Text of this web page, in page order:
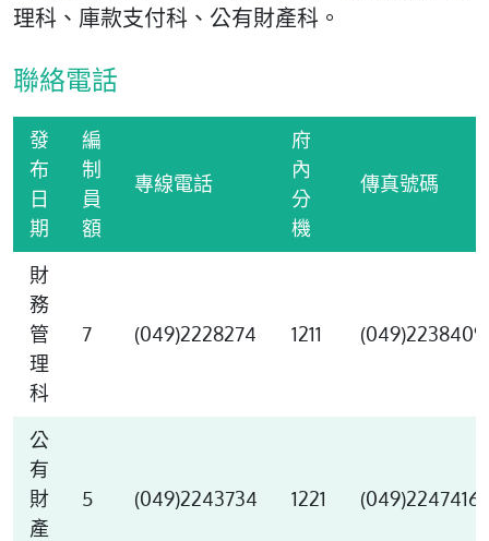
理科、庫款支付科、公有財產科。
聯絡電話
發
布
日
期
編
制
員
額
專線電話
府
內
分
機
傳真號碼
財
務
管
理
科
7 (049)2228274 1211 (049)2238409
公
有
財
產
5 (049)2243734 1221 (049)2247416